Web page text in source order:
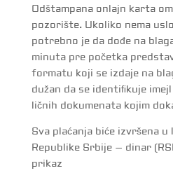
Odštampana onlajn karta
pozorište. Ukoliko nema
potrebno je da dođe na
minuta pre početka
formatu koji se izdaje na
dužan da se identiﬁkuje
ličnih dokumenata kojim
Sva plaćanja biće izvršena
Republike Srbije – dinar
prikaz